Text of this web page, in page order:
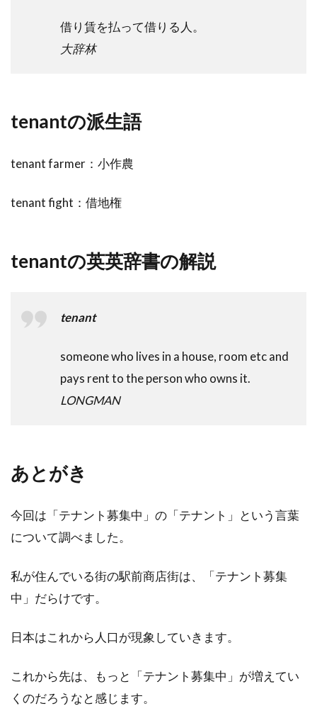
借り賃を払って借りる人。
大辞林
tenantの派生語
tenant farmer：小作農
tenant fight：借地権
tenantの英英辞書の解説
tenant
someone who lives in a house, room etc and
pays rent to the person who owns it.
LONGMAN
あとがき
今回は「テナント募集中」の「テナント」という言葉
について調べました。
私が住んでいる街の駅前商店街は、「テナント募集
中」だらけです。
日本はこれから人口が現象していきます。
これから先は、もっと「テナント募集中」が増えてい
くのだろうなと感じます。